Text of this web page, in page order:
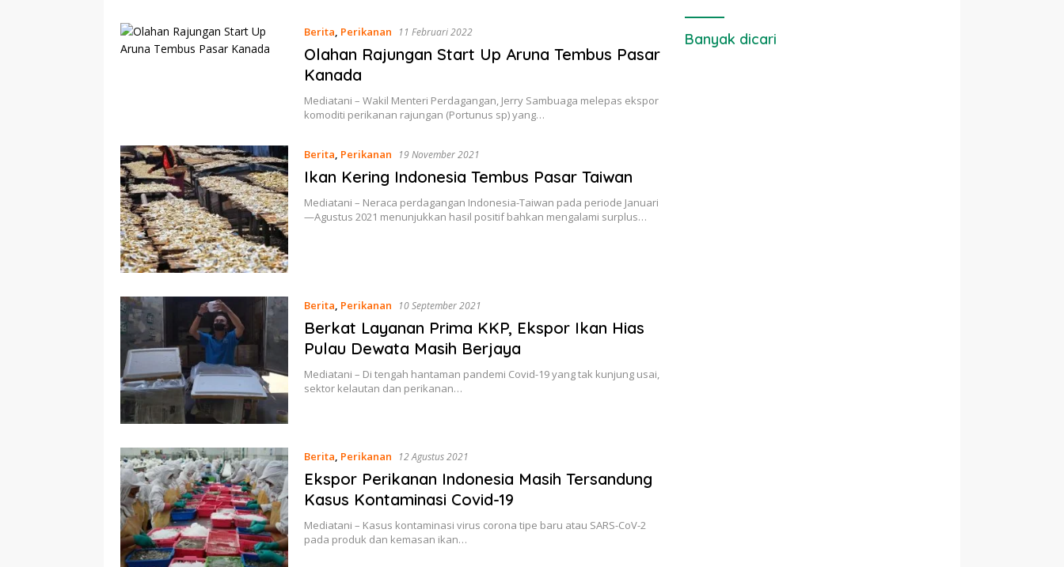
Berita, Perikanan 11 Februari 2022
Olahan Rajungan Start Up Aruna Tembus Pasar
Kanada
Mediatani – Wakil Menteri Perdagangan, Jerry Sambuaga melepas ekspor
komoditi perikanan rajungan (Portunus sp) yang…
Berita, Perikanan 19 November 2021
Ikan Kering Indonesia Tembus Pasar Taiwan
Mediatani – Neraca perdagangan Indonesia-Taiwan pada periode Januari
—Agustus 2021 menunjukkan hasil positif bahkan mengalami surplus…
Berita, Perikanan 10 September 2021
Berkat Layanan Prima KKP, Ekspor Ikan Hias
Pulau Dewata Masih Berjaya
Mediatani – Di tengah hantaman pandemi Covid-19 yang tak kunjung usai,
sektor kelautan dan perikanan…
Berita, Perikanan 12 Agustus 2021
Ekspor Perikanan Indonesia Masih Tersandung
Kasus Kontaminasi Covid-19
Mediatani – Kasus kontaminasi virus corona tipe baru atau SARS-CoV-2
pada produk dan kemasan ikan…
Banyak dicari